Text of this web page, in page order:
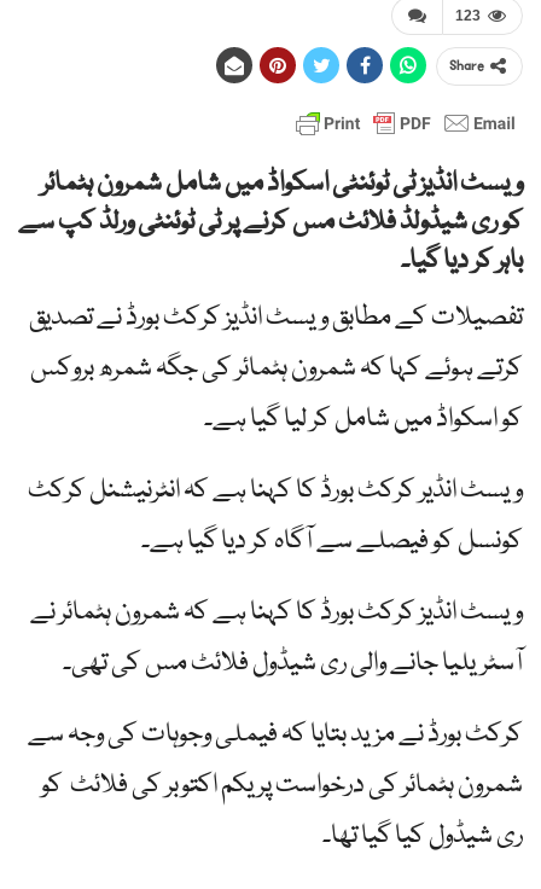
123
Share
ویسٹ انڈیز ٹی ٹوئنٹی اسکواڈ میں شامل شمرون ہٹمائر
کو ری شیڈولڈ فلائٹ مس کرنے پر ٹی ٹوئنٹی ورلڈ کپ سے
باہر کر دیا گیا۔
تفصیلات کے مطابق ویسٹ انڈیز کرکٹ بورڈ نے تصدیق
کرتے ہوئے کہا کہ شمرون ہٹمائر کی جگہ شمرھ بروکس
کو اسکواڈ میں شامل کر لیا گیا ہے۔
ویسٹ انڈیر کرکٹ بورڈ کا کہنا ہے کہ انٹرنیشنل کرکٹ
کونسل کو فیصلے سے آگاہ کر دیا گیا ہے۔
ویسٹ انڈیز کرکٹ بورڈ کا کہنا ہے کہ شمرون ہٹمائر نے
آسٹریلیا جانے والی ری شیڈول فلائٹ مس کی تھی۔
کرکٹ بورڈ نے مزید بتایا کہ فیملی وجوہات کی وجہ سے
شمرون ہٹمائر کی درخواست پر یکم اکتوبر کی فلائٹ کو
ری شیڈول کیا گیا تھا۔